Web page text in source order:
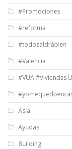
#Promociones
#reforma
#todosaldrábien
#Valencia
#VUA #Viviendas
Asia
Ayudas
Building